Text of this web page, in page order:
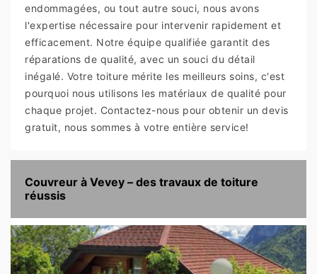
endommagées, ou tout autre souci, nous avons
l'expertise nécessaire pour intervenir rapidement et
efficacement. Notre équipe qualifiée garantit des
réparations de qualité, avec un souci du détail
inégalé. Votre toiture mérite les meilleurs soins, c'est
pourquoi nous utilisons les matériaux de qualité pour
chaque projet. Contactez-nous pour obtenir un devis
gratuit, nous sommes à votre entière service!
Couvreur à Vevey – des travaux de toiture
réussis